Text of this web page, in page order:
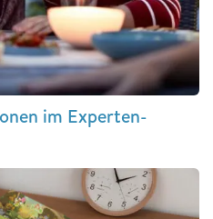
im Experten-